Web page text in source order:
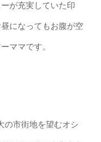
が充実していた印
になってもお腹が空
ママです。
の市街地を望むオシ